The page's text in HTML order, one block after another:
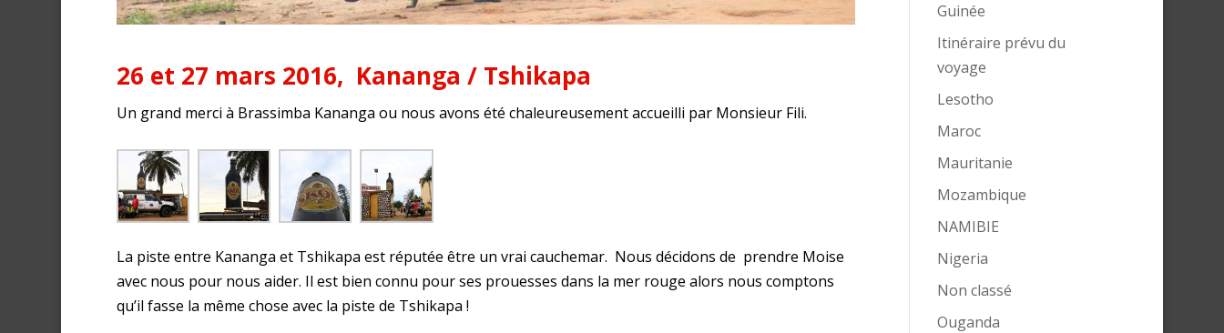
26 et 27 mars 2016, Kananga / Tshikapa
Un grand merci à Brassimba Kananga ou nous avons été chaleureusement accueilli par Monsieur Fili.
La piste entre Kananga et Tshikapa est réputée être un vrai cauchemar. Nous décidons de prendre Moise
avec nous pour nous aider. Il est bien connu pour ses prouesses dans la mer rouge alors nous comptons
qu’il fasse la même chose avec la piste de Tshikapa !
Guinée
Itinéraire prévu du
voyage
Lesotho
Maroc
Mauritanie
Mozambique
NAMIBIE
Nigeria
Non classé
Ouganda